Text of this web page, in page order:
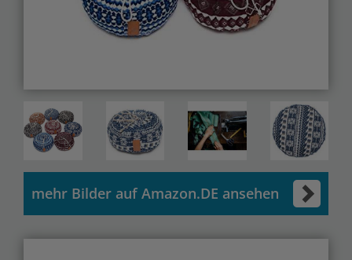
mehr Bilder auf Amazon.DE ansehen